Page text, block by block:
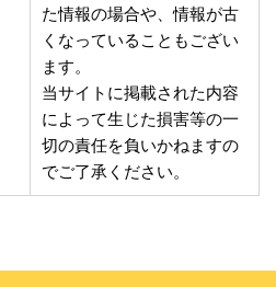
た情報の場合や、情報が古
くなっていることもござい
ます。
当サイトに掲載された内容
によって生じた損害等の一
切の責任を負いかねますの
でご了承ください。